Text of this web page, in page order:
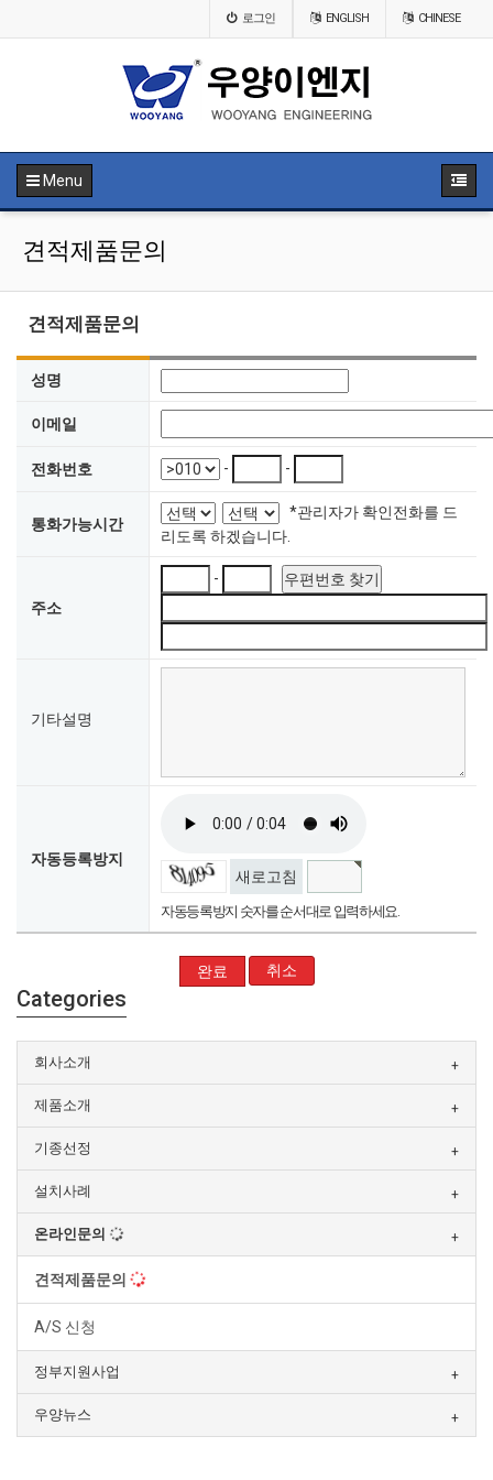
로그인 ENGLISH CHINESE
Menu
견적제품문의
견적제품문의
성명
이메일
전화번호 - -
통화가능시간
*관리자가 확인전화를 드
리도록 하겠습니다.
주소
-
기타설명
자동등록방지
새로고침
자동등록방지 숫자를 순서대로 입력하세요.
취소
Categories
회사소개
제품소개
기종선정
설치사례
온라인문의
견적제품문의
A/S 신청
정부지원사업
우양뉴스